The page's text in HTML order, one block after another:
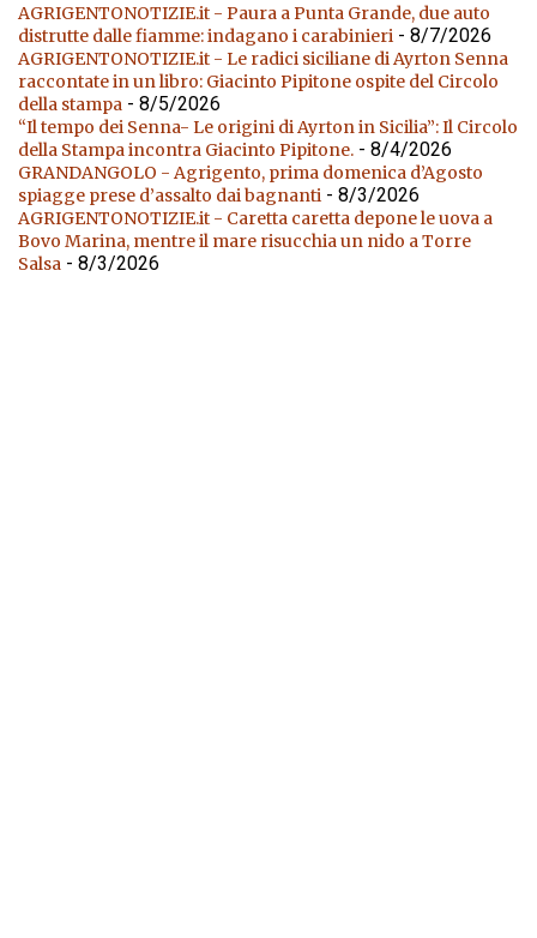
AGRIGENTONOTIZIE.it - Paura a Punta Grande, due auto
distrutte dalle fiamme: indagano i carabinieri - 8/7/2026
AGRIGENTONOTIZIE.it - Le radici siciliane di Ayrton Senna
raccontate in un libro: Giacinto Pipitone ospite del Circolo
della stampa - 8/5/2026
“Il tempo dei Senna- Le origini di Ayrton in Sicilia”: Il Circolo
della Stampa incontra Giacinto Pipitone. - 8/4/2026
GRANDANGOLO - Agrigento, prima domenica d’Agosto
spiagge prese d’assalto dai bagnanti - 8/3/2026
AGRIGENTONOTIZIE.it - Caretta caretta depone le uova a
Bovo Marina, mentre il mare risucchia un nido a Torre
Salsa - 8/3/2026